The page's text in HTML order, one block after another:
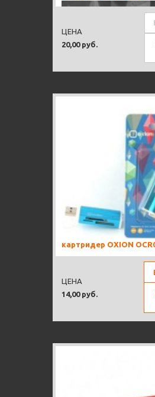
20,00 руб.
ЦЕНА
картридер OXION
14,00 руб.
ЦЕНА